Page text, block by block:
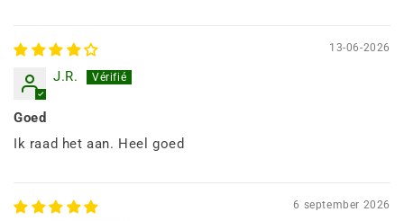
13-06-2026
J.R.
Goed
Ik raad het aan. Heel goed
6 september 2026